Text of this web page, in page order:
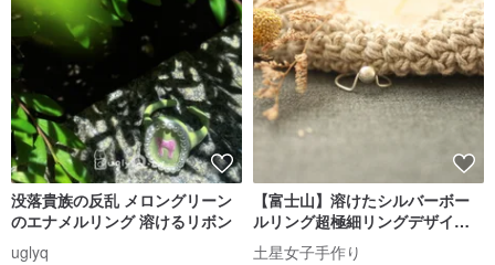
没落貴族の反乱 メロングリーン
のエナメルリング 溶けるリボン
uglyq
【富士山】溶けたシルバーボー
ルリング超極細リングデザイナ
ー手作りグッズ
土星女子手作り